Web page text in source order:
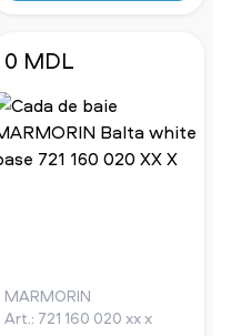
0 MDL
MARMORIN
Art.: 721 160 020 xx x